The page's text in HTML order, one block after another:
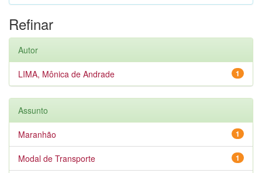
Refinar
Autor
1
LIMA, Mônica de Andrade
Assunto
1
Maranhão
1
Modal de Transporte